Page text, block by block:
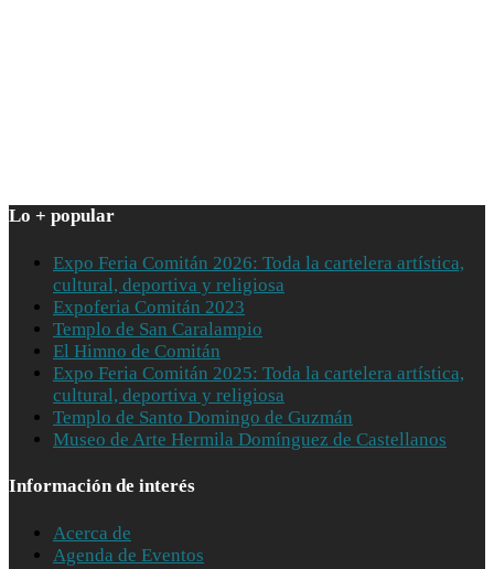
Lo + popular
Expo Feria Comitán 2026: Toda la cartelera artística,
cultural, deportiva y religiosa
Expoferia Comitán 2023
Templo de San Caralampio
El Himno de Comitán
Expo Feria Comitán 2025: Toda la cartelera artística,
cultural, deportiva y religiosa
Templo de Santo Domingo de Guzmán
Museo de Arte Hermila Domínguez de Castellanos
Información de interés
Acerca de
Agenda de Eventos